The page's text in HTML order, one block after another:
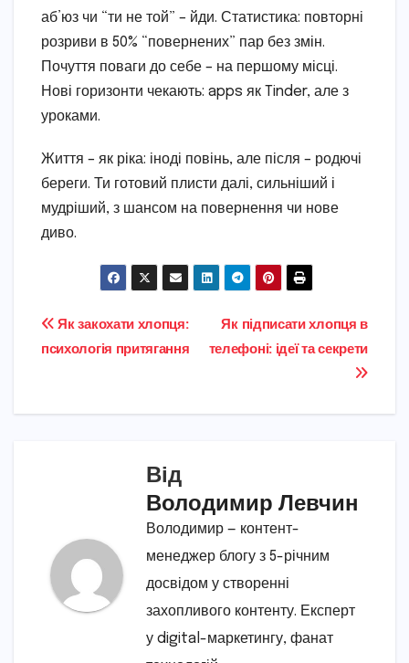
аб’юз чи “ти не той” – йди. Статистика: повторні
розриви в 50% “повернених” пар без змін.
Почуття поваги до себе – на першому місці.
Нові горизонти чекають: apps як Tinder, але з
уроками.
Життя – як ріка: іноді повінь, але після – родючі
береги. Ти готовий плисти далі, сильніший і
мудріший, з шансом на повернення чи нове
диво.
Навігація
записів
Як підписати хлопця в
телефоні: ідеї та секрети
Як закохати хлопця:
психологія притягання
Від
Володимир Левчин
Володимир — контент-
менеджер блогу з 5-річним
досвідом у створенні
захопливого контенту. Експерт
у digital-маркетингу, фанат